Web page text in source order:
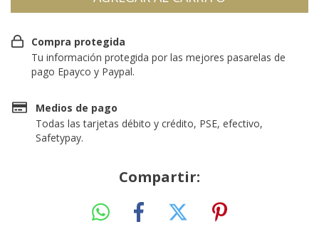
Compra protegida
Tu información protegida por las mejores pasarelas de
pago Epayco y Paypal.
Medios de pago
Todas las tarjetas débito y crédito, PSE, efectivo,
Safetypay.
Compartir: